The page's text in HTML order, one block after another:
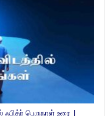
பெருநாள் உரை |